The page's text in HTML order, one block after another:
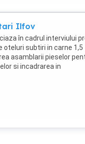
Ilfov
în cadrul interviului
oteluri subtiri in carne 1,5
asamblarii pieselor
si incadrarea in
flexibilitate, entuziasm
Intelegerea
sau tablele